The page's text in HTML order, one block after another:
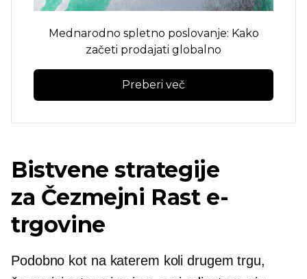
Mednarodno spletno poslovanje: Kako
začeti prodajati globalno
Preberi več
Bistvene strategije
za Čezmejni Rast e-
trgovine
Podobno kot na katerem koli drugem trgu,